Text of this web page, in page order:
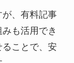
、有料記事
も活用でき
ことで、安